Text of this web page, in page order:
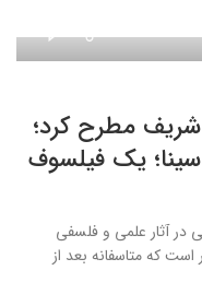
شریف مطرح کرد؛
یک فیلسوف
در آثار علمی و فلسفی
که متاسفانه بعد از